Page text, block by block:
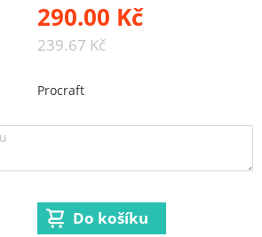
domácí potřeby
290.00 Kč
239.67 Kč
Procraft